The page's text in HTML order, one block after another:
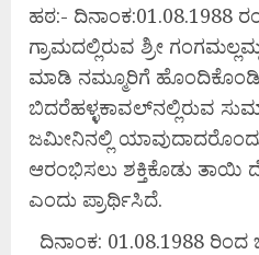
ಹಠ:- ದಿನಾಂಕ:01.08.1988
ಗ್ರಾಮದಲ್ಲಿರುವ ಶ್ರೀ
ಮಾಡಿ ನಮ್ಮೂರಿಗೆ
ಬಿದರೆಹಳ್ಳಕಾವಲ್‌ನಲ್ಲಿರುವ
ಜಮೀನಿನಲ್ಲಿ
ಆರಂಭಿಸಲು ಶಕ್ತಿಕೊಡು ತಾಯಿ
ಎಂದು ಪ್ರಾರ್ಥಿಸಿದೆ.
ದಿನಾಂಕ: 01.08.1988